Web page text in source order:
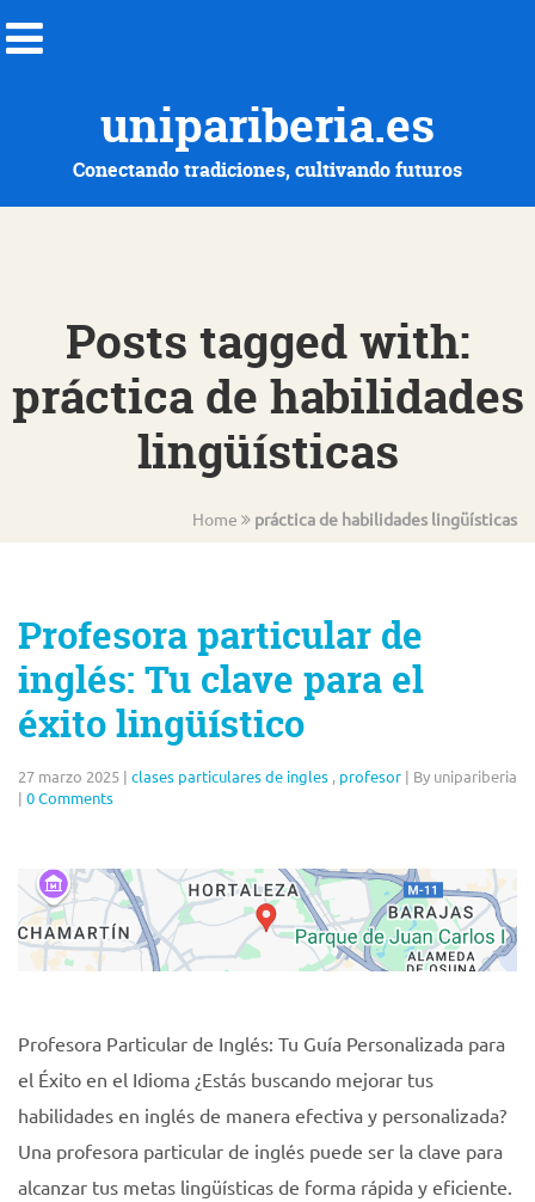
unipariberia.es
Conectando tradiciones, cultivando futuros
Posts tagged with:
práctica de habilidades
lingüísticas
Home práctica de habilidades lingüísticas
Profesora particular de
inglés: Tu clave para el
éxito lingüístico
27 marzo 2025 | clases particulares de ingles , profesor | By unipariberia
| 0 Comments
Profesora Particular de Inglés: Tu Guía Personalizada para
el Éxito en el Idioma ¿Estás buscando mejorar tus
habilidades en inglés de manera efectiva y personalizada?
Una profesora particular de inglés puede ser la clave para
alcanzar tus metas lingüísticas de forma rápida y eficiente.